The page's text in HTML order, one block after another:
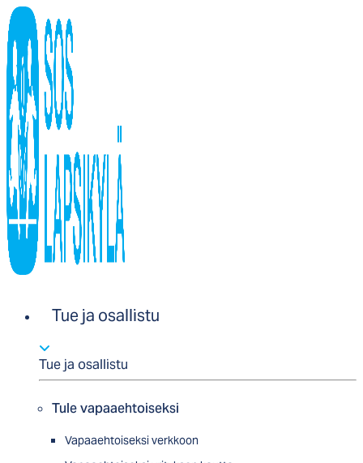
Tue ja osallistu
Tue ja osallistu
Tule vapaaehtoiseksi
Vapaaehtoiseksi verkkoon